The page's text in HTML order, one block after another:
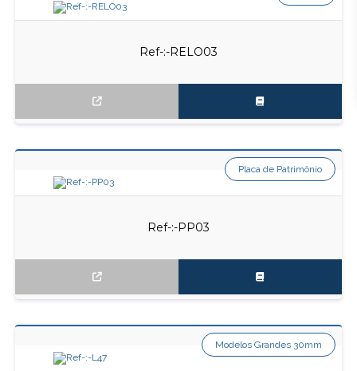
Ref-:-RELO03
Ref-:-PP03
Placa de Patrimônio
Modelos Grandes 30mm